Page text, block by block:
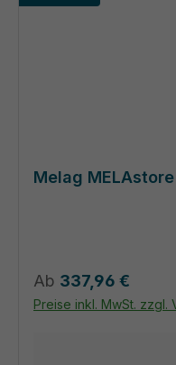
Melag
Regulärer Preis:
Ab 337,96 €
Preise inkl. MwSt. zzgl.